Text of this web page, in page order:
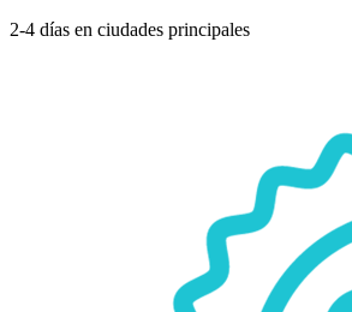
2-4 días en ciudades principales